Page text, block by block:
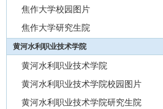
焦作大学校园图片
焦作大学研究生院
黄河水利职业技术学院
黄河水利职业技术学院
黄河水利职业技术学院校园图片
黄河水利职业技术学院研究生院